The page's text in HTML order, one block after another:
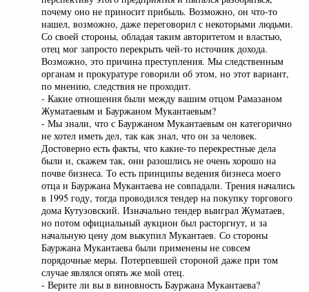
почему оно не приносит прибыль. Возможно, он что-то
нашел, возможно, даже переговорил с некоторыми людьми.
Со своей стороны, обладая таким авторитетом и властью,
отец мог запросто перекрыть чей-то источник дохода.
Возможно, это причина преступления. Мы следственным
органам и прокуратуре говорили об этом, но этот вариант,
по мнению, следствия не проходит.
- Какие отношения были между вашим отцом Рамазаном
Жуматаевым и Бауржаном Мукантаевым?
- Мы знали, что с Бауржаном Мукантаевым он категорично
не хотел иметь дел, так как знал, что он за человек.
Достоверно есть факты, что какие-то перекрестные дела
были и, скажем так, они разошлись не очень хорошо на
почве бизнеса. То есть принципы ведения бизнеса моего
отца и Бауржана Мукантаева не совпадали. Трения начались
в 1995 году, тогда проводился тендер на покупку торгового
дома Кутузовский. Изначально тендер выиграл Жуматаев,
но потом официальный аукцион был расторгнут, и за
начальную цену дом выкупил Мукантаев. Со стороны
Бауржана Мукантаева были применены не совсем
порядочные меры. Потерпевшей стороной даже при том
случае являлся опять же мой отец.
- Верите ли вы в виновность Бауржана Мукантаева?